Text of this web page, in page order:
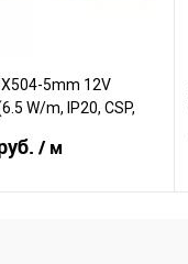
5mm 12V
W/m, IP20, CSP,
/ м